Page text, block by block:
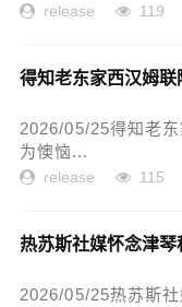
release 119
得知老东家西汉姆
2026/05/25得知老
为懊恼...
release 115
热苏斯社媒怀念津
2026/05/25热苏斯